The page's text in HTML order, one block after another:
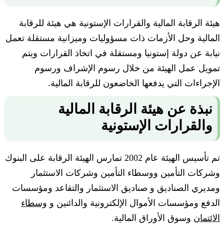
هيئة الرقابة المالية والقرارات الإستونية هي هيئة للرقابة
المالية وحل الأزمات ذات مسؤوليات وميزانية مستقلة تعمل
نيابة عن دولة إستونيا ومستقلة في اتخاذ القرارات ويتم
تمويل عمل الهيئة من خلال رسوم الإشراف ورسوم
الإجراءات التي يدفعها الخاضعون للرقابة المالية.
نبذة عن هيئة الرقابة المالية
والقرارات الإستونية
تم تأسيس الهيئة عام 2002 تمارس الهيئة الرقابة على البنوك
وشركات التأمين ووسطاء التأمين وشركات الاستثمار
ومديري الصناديق و صناديق الاستثمار والتقاعد ومؤسسات
الدفع ومؤسسات الأموال الإلكترونية والدائنين و وسطاء
الائتمان وسوق الأوراق المالية.